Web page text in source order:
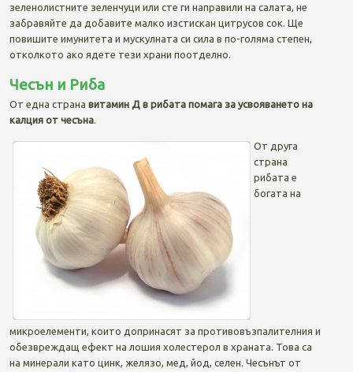
зеленолистните зеленчуци или сте ги направили на салата, не
забравяйте да добавите малко изстискан цитрусов сок. Ще
повишите имунитета и мускулната си сила в по-голяма степен,
отколкото ако ядете тези храни поотделно.
Чесън и Риба
От една страна витамин Д в рибата помага за усвояването на
калция от чесъна.
От друга
страна
рибата е
богата на
микроелементи, които допринасят за противовъзпалителния и
обезвреждащ ефект на лошия холестерол в храната. Това са
на минерали като цинк, желязо, мед, йод, селен. Чесънът от